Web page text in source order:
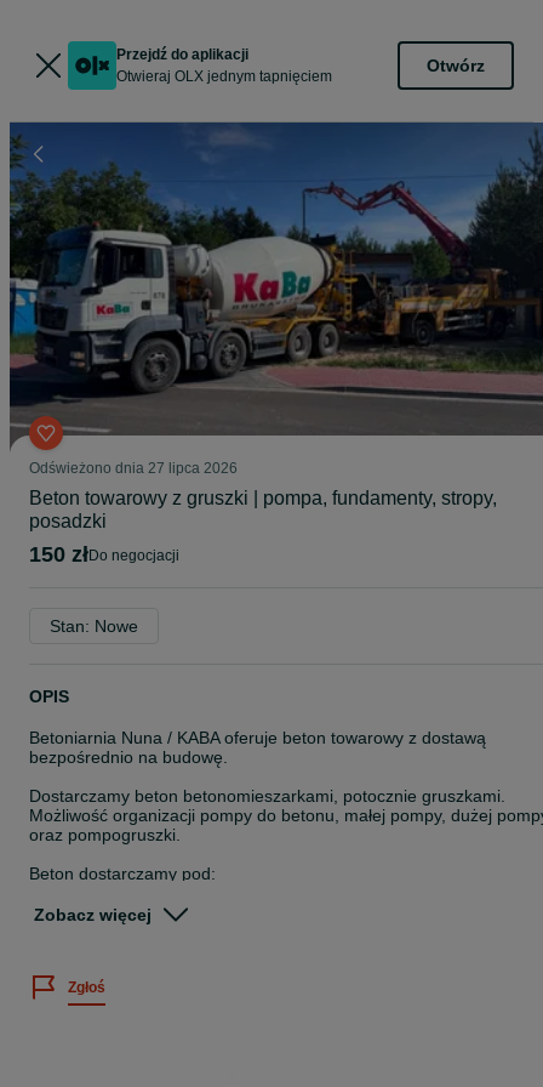
Przejdź do aplikacji
Otwieraj OLX jednym tapnięciem
Otwórz
Odświeżono dnia 27 lipca 2026
Beton towarowy z gruszki | pompa, fundamenty, stropy,
posadzki
150 zł do negocjacji
Stan: Nowe
OPIS
Betoniarnia Nuna / KABA oferuje beton towarowy z dostawą
bezpośrednio na budowę.
Dostarczamy beton betonomieszarkami, potocznie gruszkami.
Możliwość organizacji pompy do betonu, małej pompy, dużej
oraz pompogruszki.
Beton dostarczamy pod:
fundamenty
posadzki
wieńce
Zobacz więcej
Zgłoś